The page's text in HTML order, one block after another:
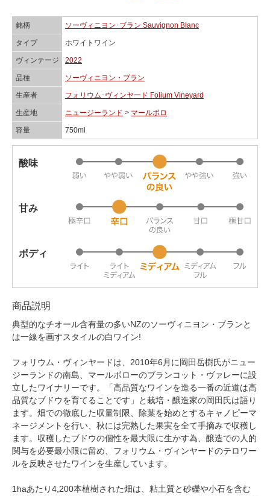
銘柄 ソーヴィニヨン･ブラン Sauvignon Blanc
タイプ ホワイトワイン
ヴィンテージ 2022
品種 ソーヴィニヨン・ブラン
生産者 フォリウム･ヴィンヤード Folium Vineyard
生産地 ニュージーランド > マールボロ
容量 750ml
酸味
甘み
ボディ
商品説明
典型的なチオール含有量の多いNZのソーヴィニヨン・ブランと
は一線を画すスタイルの白ワイン!
フォリウム・ヴィンヤードは、2010年6月に岡田岳樹氏がニュー
ジーランドの南島、マールボローのブランコット・ヴァレーに設
立したワイナリーです。「高品質なワインを造る一番の近道は高
品質なブドウを育てることです」と栽培・醸造家の岡田氏は語り
ます。畑での徹底した収量制限、除葉を始めとするキャノピーマ
ネージメントを行い、秋には完熟した果実を全て手摘みで収穫し
ます。収穫したブドウの個性を最大限に生かす為、醸造での人的
関与を必要最小限に留め、フォリウム・ヴィンヤードのテロワー
ルを反映させたワインを生産しています。
1haあたり4,200本植樹された畑は、粘土質と砂礫や小石を含む